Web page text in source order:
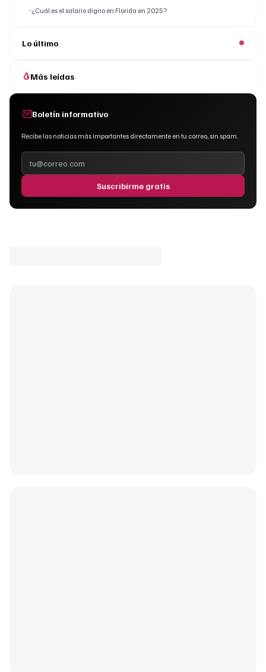
¿Cuál es el salario digno en Florida en 2025?
Lo último
Más leídas
Boletín informativo
Recibe las noticias más importantes directamente en tu correo, sin spam.
Suscribirme gratis